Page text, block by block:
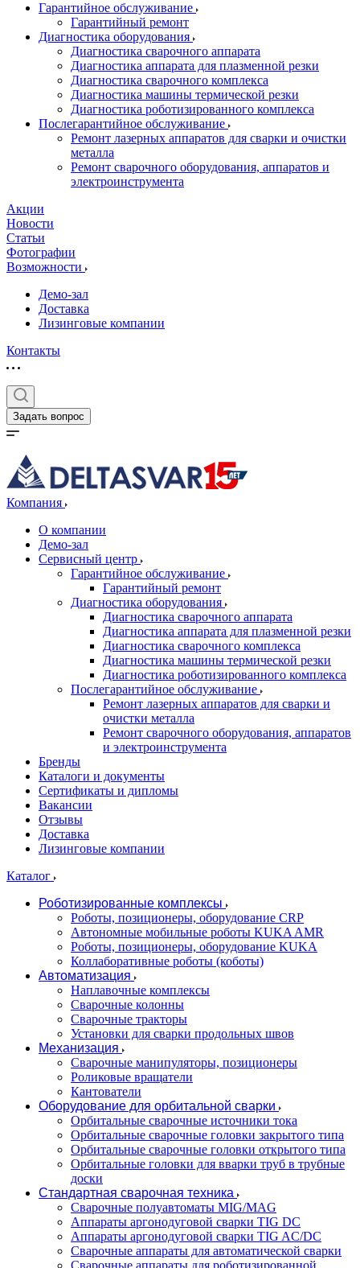
Гарантийное обслуживание
Гарантийный ремонт
Диагностика оборудования
Диагностика сварочного аппарата
Диагностика аппарата для плазменной резки
Диагностика сварочного комплекса
Диагностика машины термической резки
Диагностика роботизированного комплекса
Послегарантийное обслуживание
Ремонт лазерных аппаратов для сварки и очистки
металла
Ремонт сварочного оборудования, аппаратов и
электроинструмента
Акции
Новости
Статьи
Фотографии
Возможности
Демо-зал
Доставка
Лизинговые компании
Контакты
Задать вопрос
Компания
О компании
Демо-зал
Сервисный центр
Гарантийное обслуживание
Гарантийный ремонт
Диагностика оборудования
Диагностика сварочного аппарата
Диагностика аппарата для плазменной резки
Диагностика сварочного комплекса
Диагностика машины термической резки
Диагностика роботизированного комплекса
Послегарантийное обслуживание
Ремонт лазерных аппаратов для сварки и
очистки металла
Ремонт сварочного оборудования, аппаратов
и электроинструмента
Бренды
Каталоги и документы
Сертификаты и дипломы
Вакансии
Отзывы
Доставка
Лизинговые компании
Каталог
Роботизированные комплексы
Роботы, позиционеры, оборудование CRP
Автономные мобильные роботы KUKA AMR
Роботы, позиционеры, оборудование KUKA
Коллаборативные роботы (коботы)
Автоматизация
Наплавочные комплексы
Сварочные колонны
Сварочные тракторы
Установки для сварки продольных швов
Механизация
Сварочные манипуляторы, позиционеры
Роликовые вращатели
Кантователи
Оборудование для орбитальной сварки
Орбитальные сварочные источники тока
Орбитальные сварочные головки закрытого типа
Орбитальные сварочные головки открытого типа
Орбитальные головки для вварки труб в трубные
доски
Стандартная сварочная техника
Сварочные полуавтоматы MIG/MAG
Аппараты аргонодуговой сварки TIG DC
Аппараты аргонодуговой сварки TIG AC/DC
Сварочные аппараты для автоматической сварки
Сварочные аппараты для роботизированной